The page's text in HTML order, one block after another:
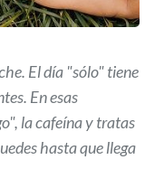
El día "sólo" tiene
En esas
la cafeína y tratas
hasta que llega